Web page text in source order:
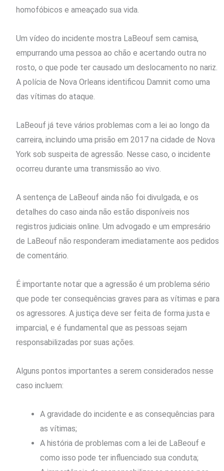
homofóbicos e ameaçado sua vida.
Um vídeo do incidente mostra LaBeouf sem camisa,
empurrando uma pessoa ao chão e acertando outra no
rosto, o que pode ter causado um deslocamento no nariz.
A polícia de Nova Orleans identificou Damnit como uma
das vítimas do ataque.
LaBeouf já teve vários problemas com a lei ao longo da
carreira, incluindo uma prisão em 2017 na cidade de Nova
York sob suspeita de agressão. Nesse caso, o incidente
ocorreu durante uma transmissão ao vivo.
A sentença de LaBeouf ainda não foi divulgada, e os
detalhes do caso ainda não estão disponíveis nos
registros judiciais online. Um advogado e um empresário
de LaBeouf não responderam imediatamente aos pedidos
de comentário.
É importante notar que a agressão é um problema sério
que pode ter consequências graves para as vítimas e para
os agressores. A justiça deve ser feita de forma justa e
imparcial, e é fundamental que as pessoas sejam
responsabilizadas por suas ações.
Alguns pontos importantes a serem considerados nesse
caso incluem:
A gravidade do incidente e as consequências para
as vítimas;
A história de problemas com a lei de LaBeouf e
como isso pode ter influenciado sua conduta;